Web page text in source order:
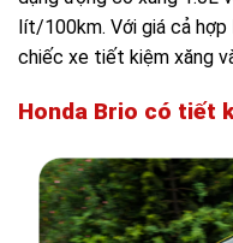
lít/100km. Với giá cả hợp
chiếc xe tiết kiệm xăng
Honda Brio có tiết